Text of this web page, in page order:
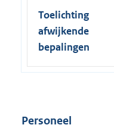
Toelichting
afwijkende
bepalingen
Personeel